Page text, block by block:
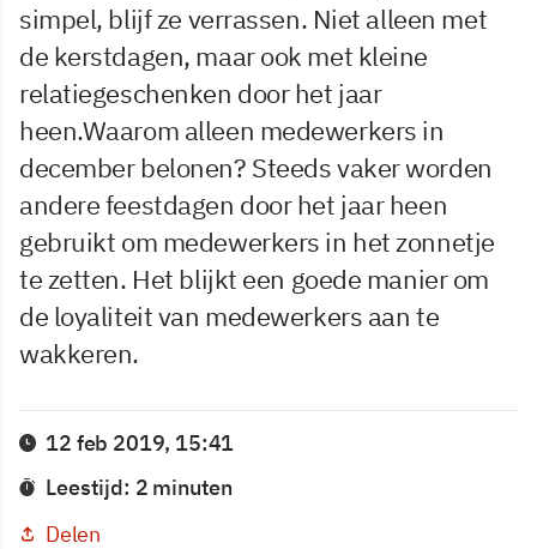
simpel, blijf ze verrassen. Niet alleen met
de kerstdagen, maar ook met kleine
relatiegeschenken door het jaar
heen.Waarom alleen medewerkers in
december belonen? Steeds vaker worden
andere feestdagen door het jaar heen
gebruikt om medewerkers in het zonnetje
te zetten. Het blijkt een goede manier om
de loyaliteit van medewerkers aan te
wakkeren.
12 feb 2019, 15:41
Leestijd: 2 minuten
Delen